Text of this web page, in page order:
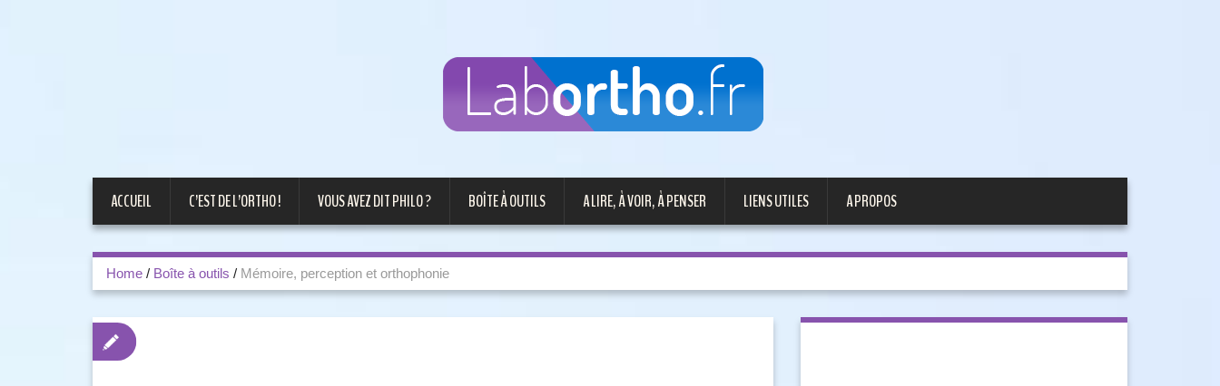
ACCUEIL C’EST DE L’ORTHO ! VOUS AVEZ DIT PHILO ? BOÎTE À OUTILS A LIRE, À VOIR, À PENSER LIENS UTILES A PROPOS
Home / Boîte à outils / Mémoire, perception et orthophonie